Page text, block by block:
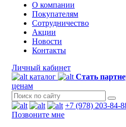
О компании
Покупателям
Сотрудничество
Акции
Новости
Контакты
Личный кабинет
каталог
Стать
ценам
+7 (978) 203-84-
Позвоните мне